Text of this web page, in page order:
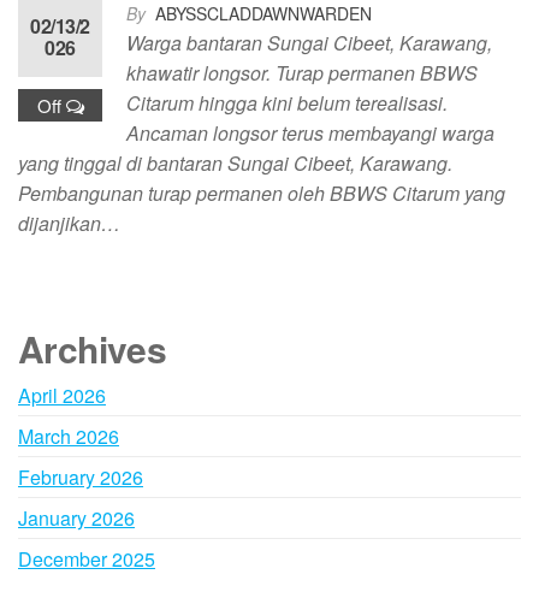
By ABYSSCLADDAWNWARDEN
02/13/2
026
Off
Warga bantaran Sungai Cibeet, Karawang,
khawatir longsor. Turap permanen BBWS
Citarum hingga kini belum terealisasi.
Ancaman longsor terus membayangi warga
yang tinggal di bantaran Sungai Cibeet, Karawang.
Pembangunan turap permanen oleh BBWS Citarum yang
dijanjikan…
Archives
April 2026
March 2026
February 2026
January 2026
December 2025